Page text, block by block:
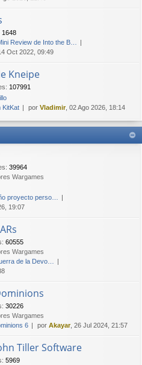
1648
Review de Into the B…
14 Oct 2022, 09:49
Kneipe
: 107991
KitKat por Vladimir, 02 Ago 2026, 18:14
: 39964
Wargames
proyecto perso…
19:07
: 60555
Wargames
de la Devo…
: 30226
Wargames
6 por Akayar, 26 Jul 2024, 21:57
Tiller Software
: 5969